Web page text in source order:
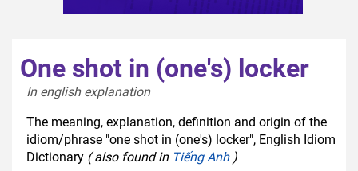
One shot in (one's) locker
In english explanation
The meaning, explanation, definition and origin of the
idiom/phrase "one shot in (one's) locker", English Idiom
Dictionary ( also found in Tiếng Anh)